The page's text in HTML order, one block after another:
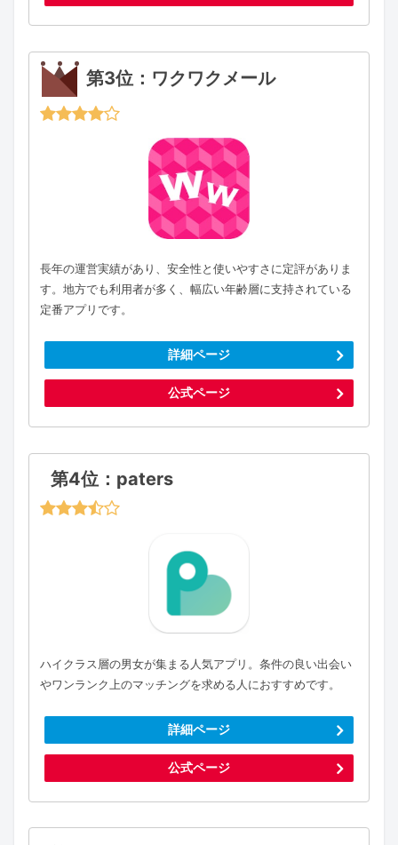
第3位：ワクワクメール
長年の運営実績があり、安全性と使いやすさに定評がありま
す。地方でも利用者が多く、幅広い年齢層に支持されている
定番アプリです。
詳細ページ
公式ページ
第4位：paters
ハイクラス層の男女が集まる人気アプリ。条件の良い出会い
やワンランク上のマッチングを求める人におすすめです。
詳細ページ
公式ページ